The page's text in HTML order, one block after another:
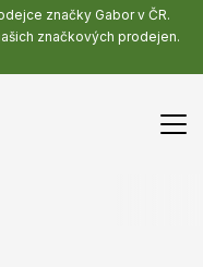
značky Gabor v ČR.
značkových prodejen.